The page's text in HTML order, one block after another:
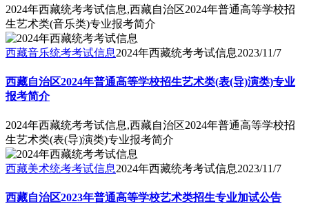
2024年西藏统考考试信息,西藏自治区2024年普通高等学校招
生艺术类(音乐类)专业报考简介
西藏音乐统考考试信息2024年西藏统考考试信息2023/11/7
西藏自治区2024年普通高等学校招生艺术类(表(导)演类)专业
报考简介
2024年西藏统考考试信息,西藏自治区2024年普通高等学校招
生艺术类(表(导)演类)专业报考简介
西藏美术统考考试信息2024年西藏统考考试信息2023/11/7
​西藏自治区2023年普通高等学校艺术类招生专业加试公告